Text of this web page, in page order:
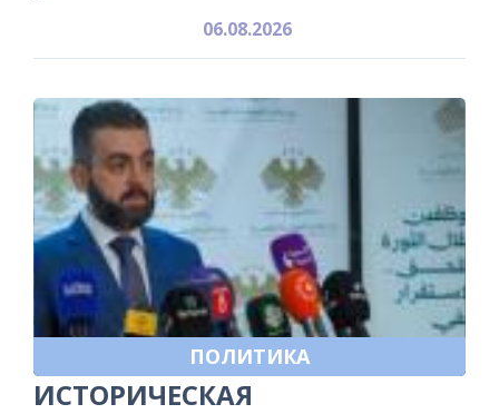
06.08.2026
ПОЛИТИКА
ИСТОРИЧЕСКАЯ